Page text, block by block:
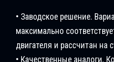
• Заводское решение.
максимально
двигателя и рассчитан на
• Качественные аналоги.